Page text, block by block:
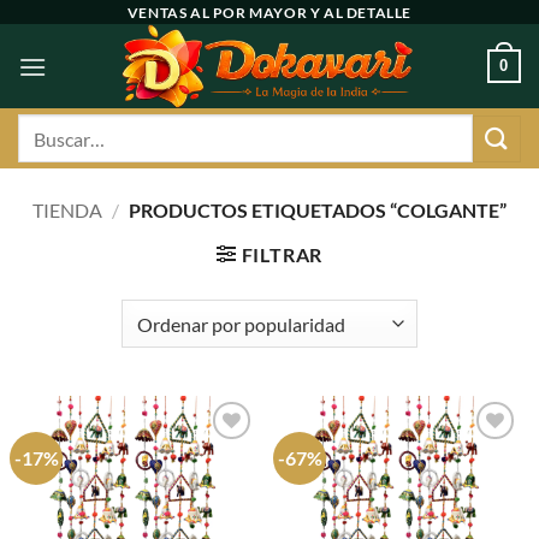
contenido
VENTAS AL POR MAYOR Y AL DETALLE
0
TIENDA / PRODUCTOS ETIQUETADOS “COLGANTE”
FILTRAR
-17%
Agregar
favoritos
-67%
Agregar
favoritos